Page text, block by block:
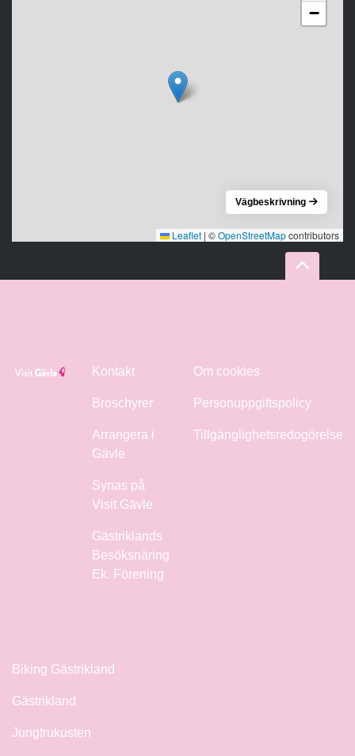
−
Leaflet | ©OpenStreetMapcontributors
Vägbeskrivning
Kontakt
Broschyrer
Arrangera i
Gävle
Synas på
Visit Gävle
Gästriklands
Besöksnäring
Ek. Förening
Om cookies
Personuppgiftspolicy
Tillgänglighetsredogörelse
Biking Gästrikland
Gästrikland
Jungfrukusten